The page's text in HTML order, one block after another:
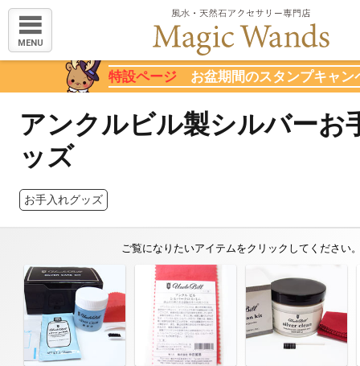
MENU
特設ページ お盆期間のスタンプキャン
アンクルビル製シルバーお
ッズ
お手入れグッズ